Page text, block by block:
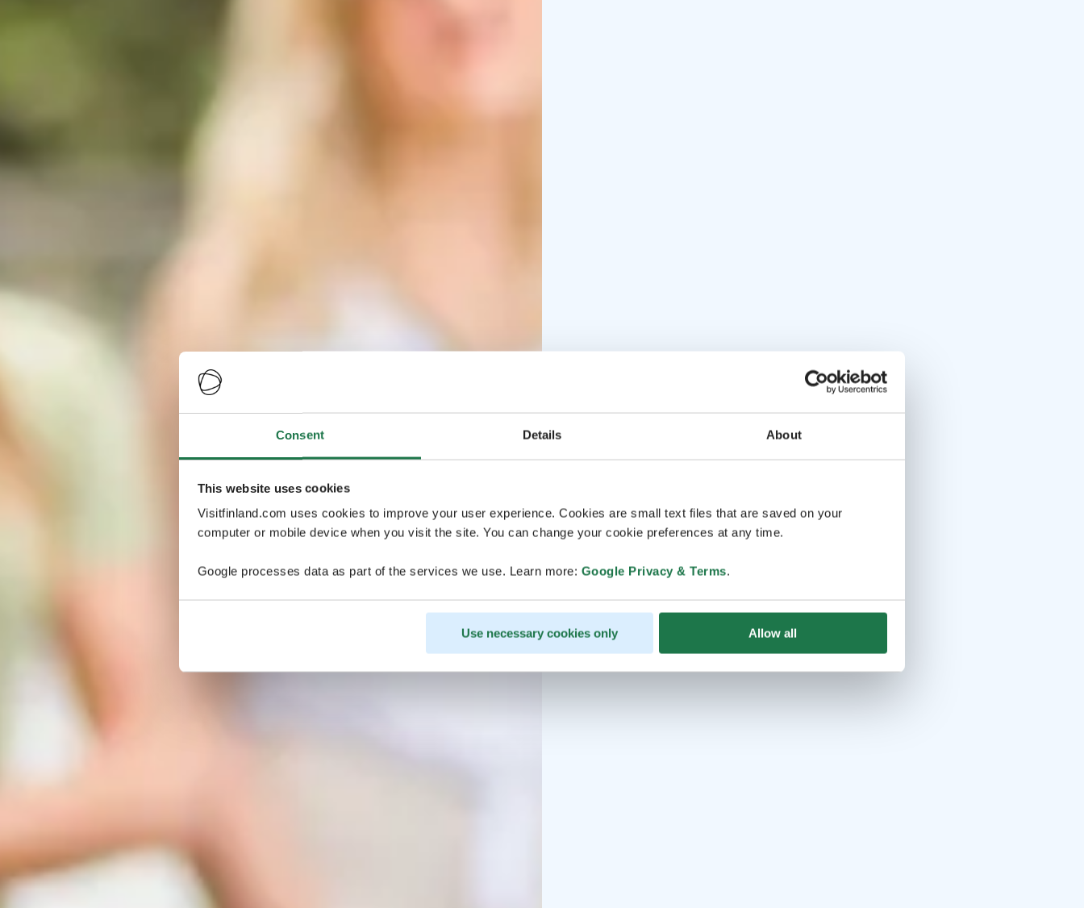
Consent Details About
This website uses cookies
Visitfinland.com uses cookies to improve your user experience. Cookies are small text files that are saved on your
computer or mobile device when you visit the site. You can change your cookie preferences at any time.
Google processes data as part of the services we use. Learn more: Google Privacy & Terms.
Use necessary cookies only Allow all